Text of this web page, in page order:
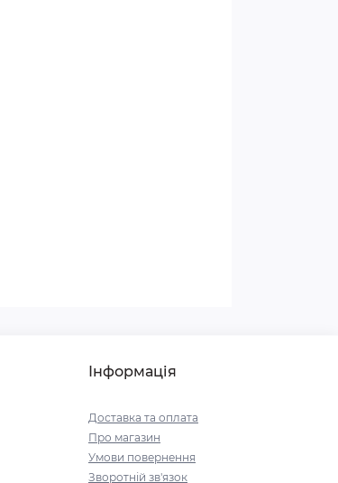
Інформація
Доставка та оплата
Про магазин
Умови повернення
Зворотній зв'язок